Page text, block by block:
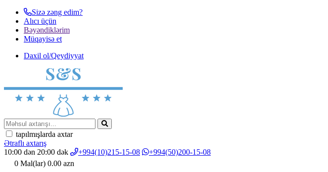
Sizə zəng edim?
Alıcı üçün
Bəyəndiklərim
Müqayisә et
Daxil ol/Qeydiyyat
tapılmışlarda axtar
Ətraflı axtarış
10:00 dən 20:00 dək
+994(10)215-15-08
+994(50)200-15-08
0 Mal(lar) 0.00 azn